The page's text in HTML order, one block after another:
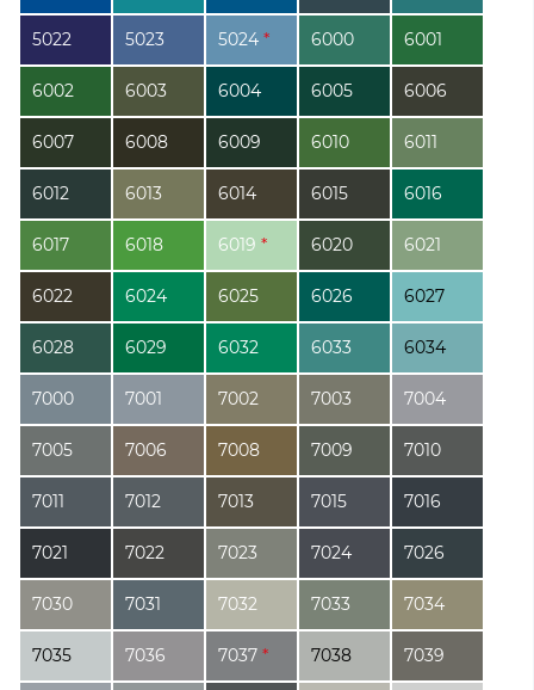
5022 5023 5024 * 6000 6001
6002 6003 6004 6005 6006
6007 6008 6009 6010 6011
6012 6013 6014 6015 6016
6017 6018 6019 * 6020 6021
6022 6024 6025 6026 6027
6028 6029 6032 6033 6034
7000 7001 7002 7003 7004
7005 7006 7008 7009 7010
7011 7012 7013 7015 7016
7021 7022 7023 7024 7026
7030 7031 7032 7033 7034
7035 7036 7037 * 7038 7039